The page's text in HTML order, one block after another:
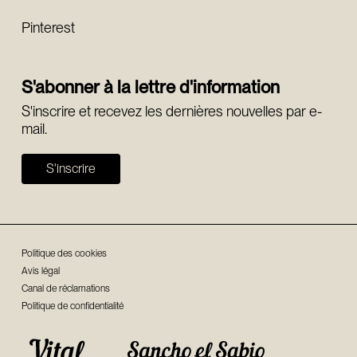
Pinterest
S'abonner à la lettre d'information
S'inscrire et recevez les dernières nouvelles par e-
mail.
S'inscrire
Politique des cookies
Avis légal
Canal de réclamations
Politique de confidentialité